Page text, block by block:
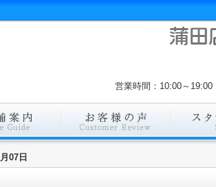
営業時間：10:00～
07日